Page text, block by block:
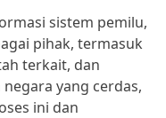
sistem pemilu,
pihak, termasuk
terkait, dan
yang cerdas,
ini dan